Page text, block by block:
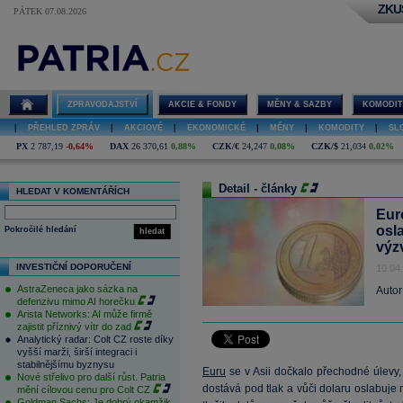
PÁTEK 07.08.2026
ZPRAVODAJSTVÍ AKCIE & FONDY MĚNY & SAZBY
PŘEHLED ZPRÁV AKCIOVÉ EKONOMICKÉ MĚNY KOMODITY
PX 2 787,19 -0,64% DAX 26 370,61 0,88% CZK/€ 24,247 0,08% CZK/$ 21,034 0,02%
HLEDAT V KOMENTÁŘÍCH
hledat
Pokročilé hledání
INVESTIČNÍ DOPORUČENÍ
AstraZeneca jako sázka na
defenzivu mimo AI horečku
Arista Networks: AI může firmě
zajistit příznivý vítr do zad
Analytický radar: Colt CZ roste díky
vyšší marži, širší integraci i
stabilnějšímu byznysu
Nové střelivo pro další růst. Patria
mění cílovou cenu pro Colt CZ
Detail - články
Euru se v Asii dočkalo přechodné
dostává pod tlak a vůči dolaru oslabuje